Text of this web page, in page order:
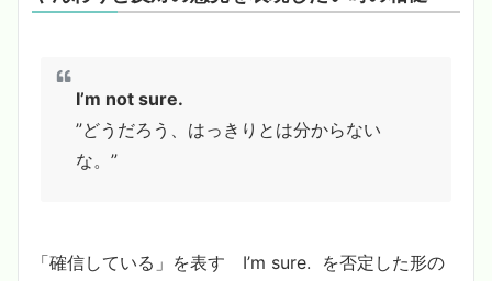
I’m not sure.
”どうだろう、はっきりとは分からない
な。”
「確信している」を表す I’m sure. を否定した形の